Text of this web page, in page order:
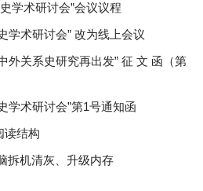
学术研讨会”会议议程
学术研讨会” 改为线上会议
外关系史研究再出发” 征 文 函（第
学术研讨会”第1号通知函
读结构
拆机清灰、升级内存